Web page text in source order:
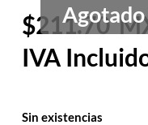
211.70
Sin existencias